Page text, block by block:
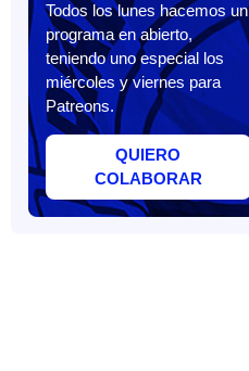
Todos los lunes hacemos un
programa en abierto,
teniendo uno especial los
miércoles y viernes para
Patreons.
QUIERO
COLABORAR